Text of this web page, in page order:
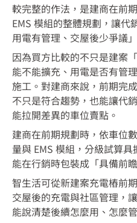
較完整的作法，是建商在前
EMS 模組的整體規劃，讓代
用電有管理、交屋後少爭議
因為買方比較的不只是建案
能不能擴充、用電是否有管
施工。對建商來說，前期完
不只是符合趨勢，也能讓代
能拉開差異的車位賣點。
建商在前期規劃時，依車位
量與 EMS 模組，分級試算
能在行銷時包裝成「具備前
智生活可從新建案充電樁前
交屋後的充電與社區管理，
能說清楚後續怎麼用、怎麼